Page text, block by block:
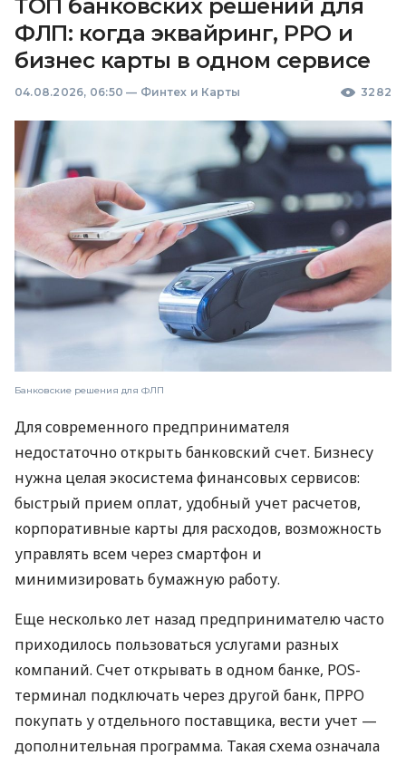
ТОП банковских решений для
ФЛП: когда эквайринг, РРО и
бизнес карты в одном сервисе
04.08.2026, 06:50 — Финтех и Карты 3282
Банковские решения для ФЛП
Для современного предпринимателя
недостаточно открыть банковский счет. Бизнесу
нужна целая экосистема финансовых сервисов:
быстрый прием оплат, удобный учет расчетов,
корпоративные карты для расходов, возможность
управлять всем через смартфон и
минимизировать бумажную работу.
Еще несколько лет назад предпринимателю часто
приходилось пользоваться услугами разных
компаний. Счет открывать в одном банке, POS-
терминал подключать через другой банк, ПРРО
покупать у отдельного поставщика, вести учет —
дополнительная программа. Такая схема означала